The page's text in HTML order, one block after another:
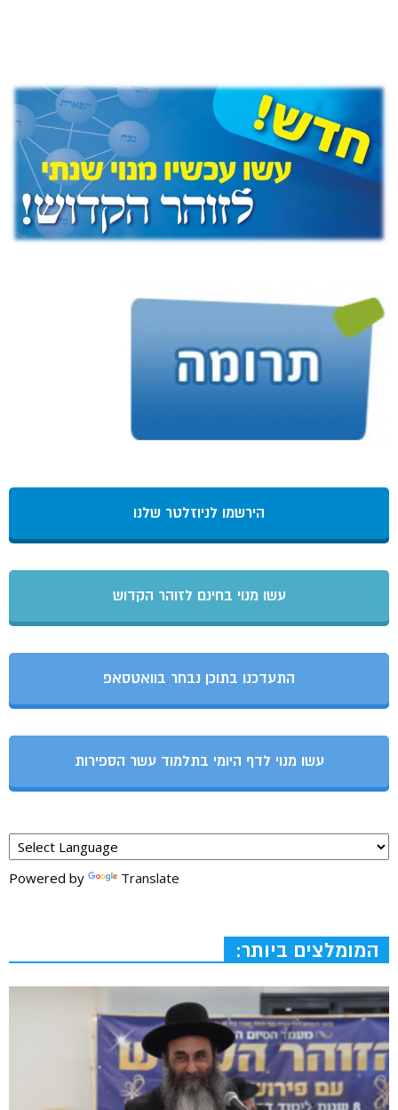
הירשמו לניוזלטר שלנו
עשו מנוי בחינם לזוהר הקדוש
התעדכנו בתוכן נבחר בוואטסאפ
עשו מנוי לדף היומי בתלמוד עשר הספירות
Powered by Translate
המומלצים ביותר: